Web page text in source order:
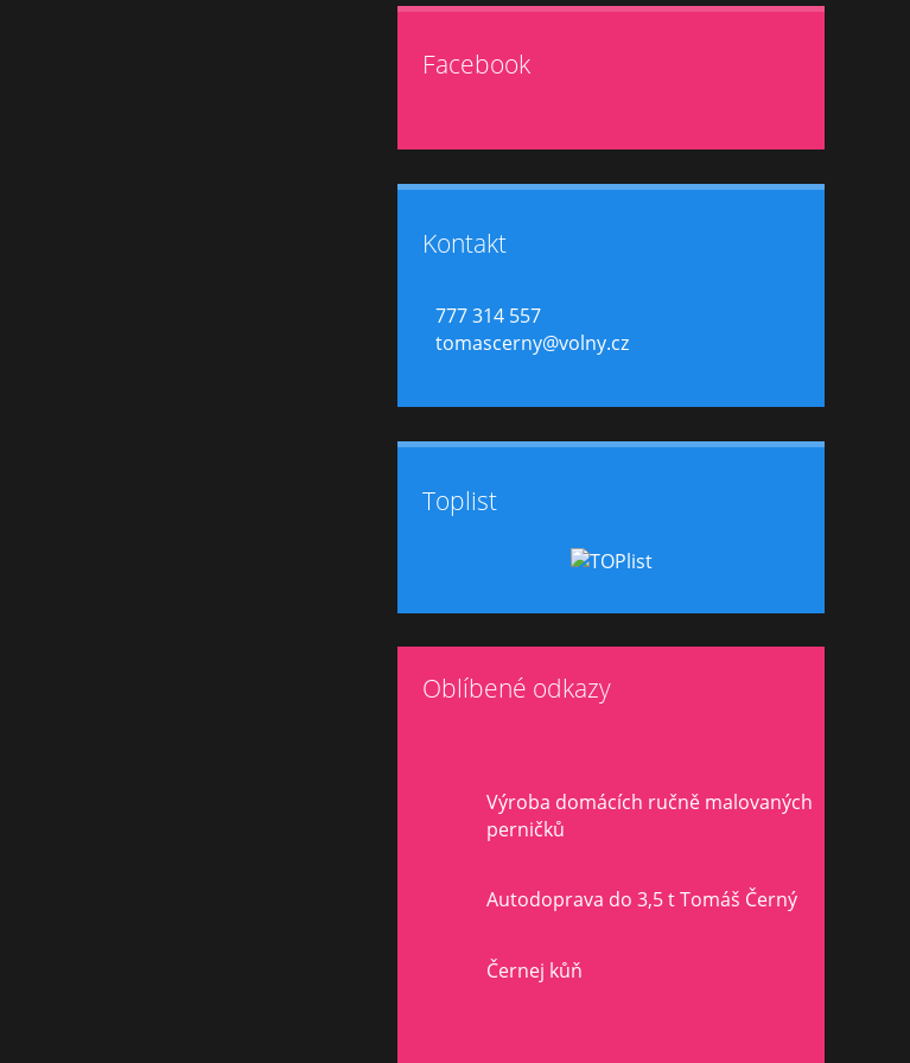
Facebook
Kontakt
777 314 557
tomascerny@volny.cz
Toplist
Oblíbené odkazy
Výroba domácích ručně malovaných
perničků
Autodoprava do 3,5 t Tomáš Černý
Černej kůň